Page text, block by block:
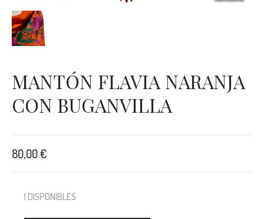
MANTÓN FLAVIA NARANJA
CON BUGANVILLA
80,00€
1 DISPONIBLES